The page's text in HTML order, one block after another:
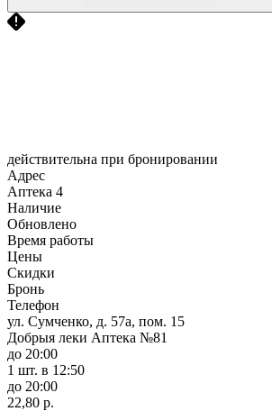
действительна при бронировании
Адрес
Аптека 4
Наличие
Обновлено
Время работы
Цены
Скидки
Бронь
Телефон
ул. Сумченко, д. 57а, пом. 15
Добрыя леки Аптека №81
до 20:00
1 шт. в 12:50
до 20:00
22,80 р.